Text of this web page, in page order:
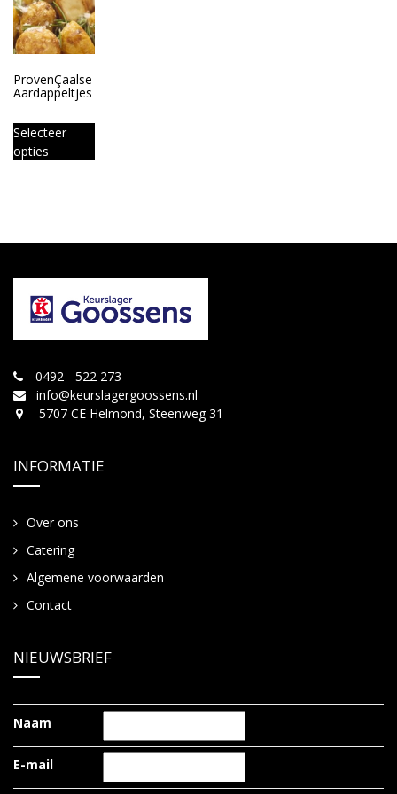
ProvenÇaalse
Aardappeltjes
Selecteer
opties
0492 - 522 273
info@keurslagergoossens.nl
5707 CE Helmond, Steenweg 31
INFORMATIE
Over ons
Catering
Algemene voorwaarden
Contact
NIEUWSBRIEF
Naam
E-mail